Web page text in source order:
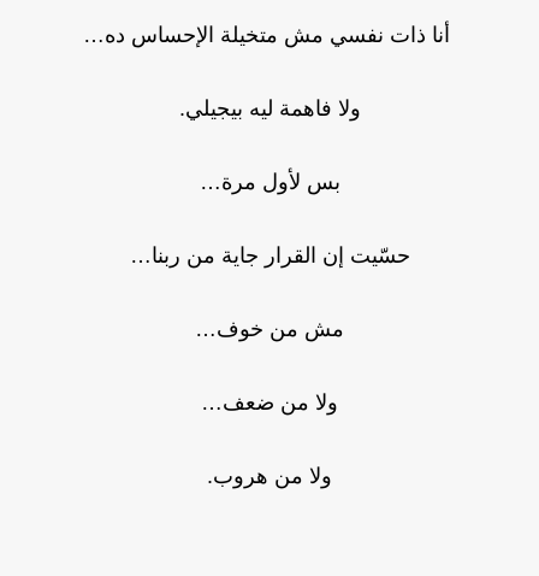
أنا ذات نفسي مش متخيلة الإحساس ده…
ولا فاهمة ليه بيجيلي.
بس لأول مرة…
حسّيت إن القرار جاية من ربنا…
مش من خوف…
ولا من ضعف…
ولا من هروب.